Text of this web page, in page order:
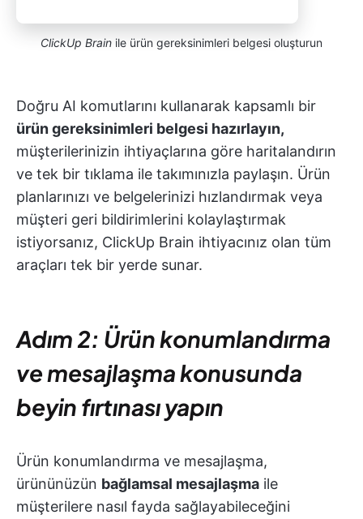
ClickUp Brain ile ürün gereksinimleri belgesi oluşturun
Doğru AI komutlarını kullanarak kapsamlı bir
ürün gereksinimleri belgesi hazırlayın,
müşterilerinizin ihtiyaçlarına göre haritalandırın
ve tek bir tıklama ile takımınızla paylaşın. Ürün
planlarınızı ve belgelerinizi hızlandırmak veya
müşteri geri bildirimlerini kolaylaştırmak
istiyorsanız, ClickUp Brain ihtiyacınız olan tüm
araçları tek bir yerde sunar.
Adım 2: Ürün konumlandırma
ve mesajlaşma konusunda
beyin fırtınası yapın
Ürün konumlandırma ve mesajlaşma,
ürününüzün bağlamsal mesajlaşma ile
müşterilere nasıl fayda sağlayabileceğini